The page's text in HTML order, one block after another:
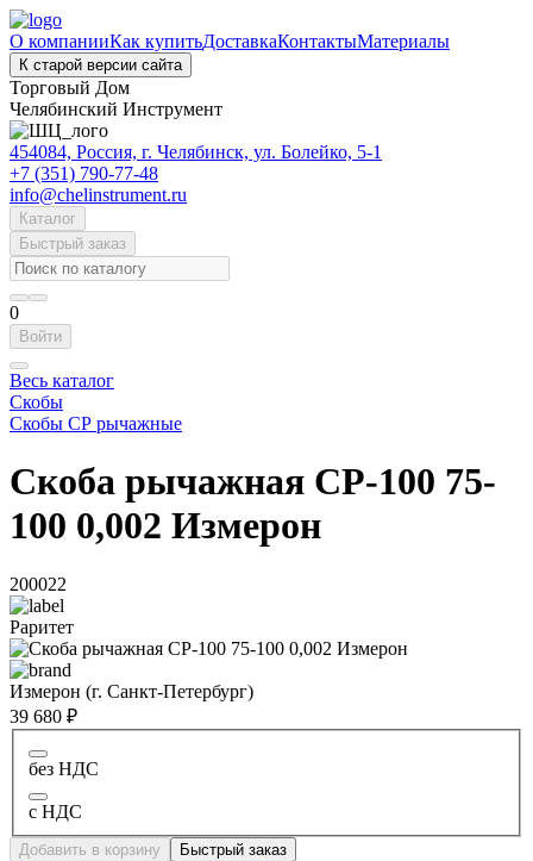
О компанииКак купитьДоставкаКонтактыМатериалы
К старой версии сайта
Торговый Дом
Челябинский Инструмент
454084, Россия, г. Челябинск, ул. Болейко, 5-1
+7 (351) 790-77-48
info@chelinstrument.ru
Каталог
Быстрый заказ
0
Войти
Весь каталог
Скобы
Скобы СР рычажные
Скоба рычажная СР-100 75-
100 0,002 Измерон
200022
Раритет
Измерон (г. Санкт-Петербург)
39 680 ₽
без НДС
с НДС
Добавить в корзину Быстрый заказ